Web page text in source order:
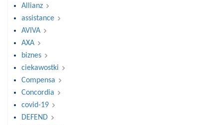
Allianz
assistance
AVIVA
AXA
biznes
ciekawostki
Compensa
Concordia
covid-19
DEFEND